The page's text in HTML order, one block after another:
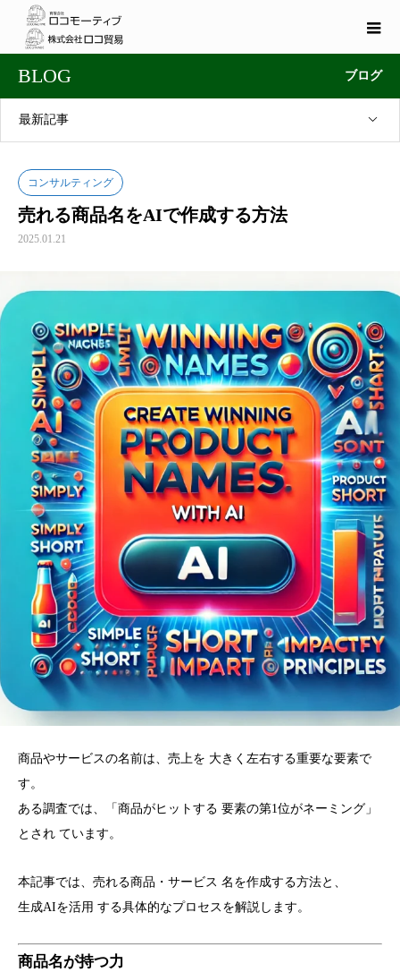
BLOG ブログ
最新記事
コンサルティング
売れる商品名をAIで作成する方法
2025.01.21
商品やサービスの名前は、売上を 大きく左右する重要な要素で
す。
ある調査では、「商品がヒットする 要素の第1位がネーミング」
とされ ています。
本記事では、売れる商品・サービス 名を作成する方法と、
生成AIを活用 する具体的なプロセスを解説します。
商品名が持つ力